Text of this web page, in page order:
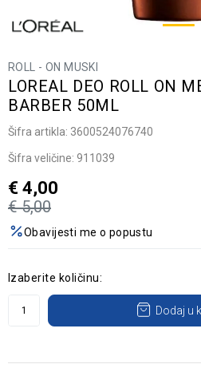
ROLL - ON MUSKI
LOREAL DEO ROLL ON
BARBER 50ML
Šifra artikla: 3600524076740
Šifra veličine: 911039
€ 5,00
€ 4,00
Obavijesti me o popustu
Izaberite količinu:
Dodaj u